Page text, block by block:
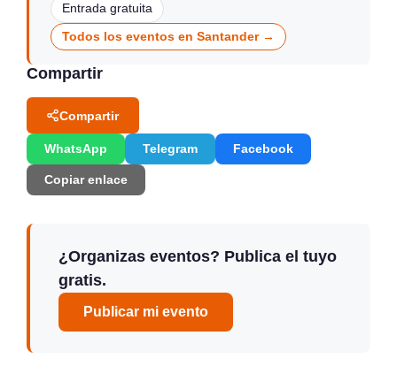
Entrada gratuita
Todos los eventos en Santander →
Compartir
Compartir
WhatsApp Telegram Facebook
Copiar enlace
¿Organizas eventos? Publica el tuyo
gratis.
Publicar mi evento